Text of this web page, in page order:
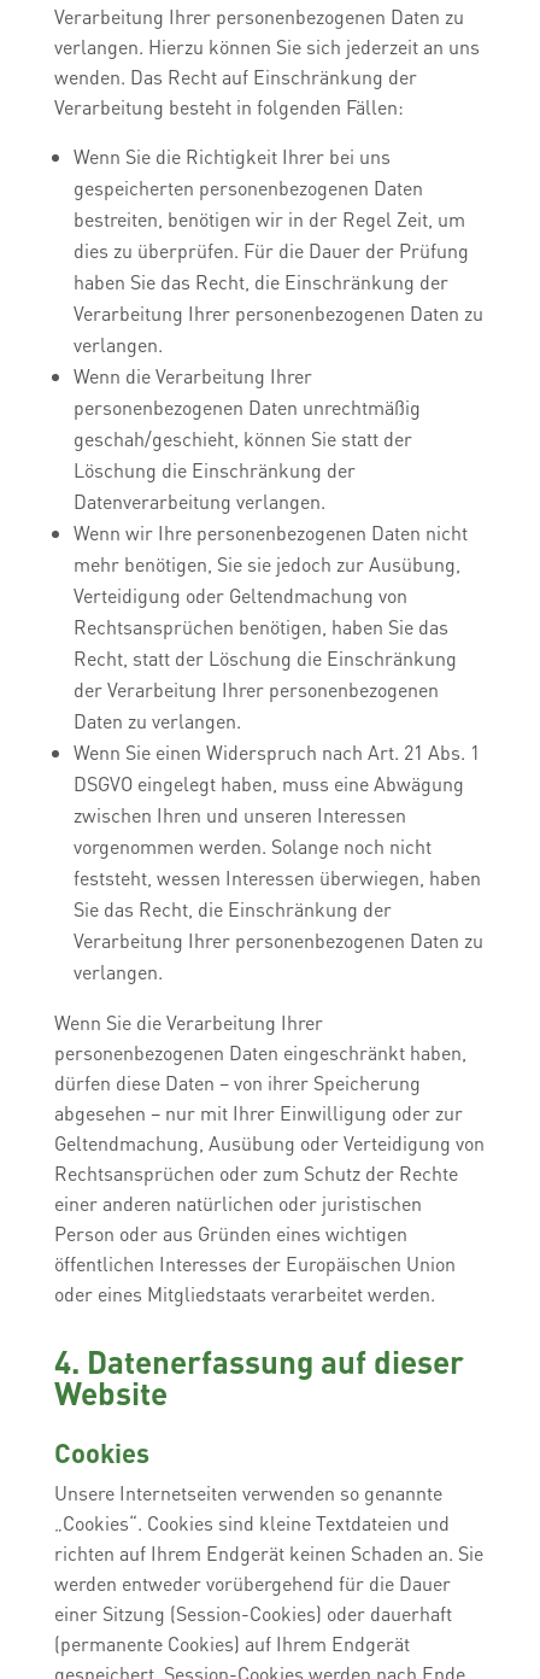
Verarbeitung Ihrer personenbezogenen Daten zu
verlangen. Hierzu können Sie sich jederzeit an uns
wenden. Das Recht auf Einschränkung der
Verarbeitung besteht in folgenden Fällen:
Wenn Sie die Richtigkeit Ihrer bei uns
gespeicherten personenbezogenen Daten
bestreiten, benötigen wir in der Regel Zeit, um
dies zu überprüfen. Für die Dauer der Prüfung
haben Sie das Recht, die Einschränkung der
Verarbeitung Ihrer personenbezogenen Daten zu
verlangen.
Wenn die Verarbeitung Ihrer
personenbezogenen Daten unrechtmäßig
geschah/geschieht, können Sie statt der
Löschung die Einschränkung der
Datenverarbeitung verlangen.
Wenn wir Ihre personenbezogenen Daten nicht
mehr benötigen, Sie sie jedoch zur Ausübung,
Verteidigung oder Geltendmachung von
Rechtsansprüchen benötigen, haben Sie das
Recht, statt der Löschung die Einschränkung
der Verarbeitung Ihrer personenbezogenen
Daten zu verlangen.
Wenn Sie einen Widerspruch nach Art. 21 Abs. 1
DSGVO eingelegt haben, muss eine Abwägung
zwischen Ihren und unseren Interessen
vorgenommen werden. Solange noch nicht
feststeht, wessen Interessen überwiegen, haben
Sie das Recht, die Einschränkung der
Verarbeitung Ihrer personenbezogenen Daten zu
verlangen.
Wenn Sie die Verarbeitung Ihrer
personenbezogenen Daten eingeschränkt haben,
dürfen diese Daten – von ihrer Speicherung
abgesehen – nur mit Ihrer Einwilligung oder zur
Geltendmachung, Ausübung oder Verteidigung von
Rechtsansprüchen oder zum Schutz der Rechte
einer anderen natürlichen oder juristischen
Person oder aus Gründen eines wichtigen
öffentlichen Interesses der Europäischen Union
oder eines Mitgliedstaats verarbeitet werden.
4. Datenerfassung auf dieser
Website
Cookies
Unsere Internetseiten verwenden so genannte
„Cookies“. Cookies sind kleine Textdateien und
richten auf Ihrem Endgerät keinen Schaden an. Sie
werden entweder vorübergehend für die Dauer
einer Sitzung (Session-Cookies) oder dauerhaft
(permanente Cookies) auf Ihrem Endgerät
gespeichert. Session-Cookies werden nach Ende